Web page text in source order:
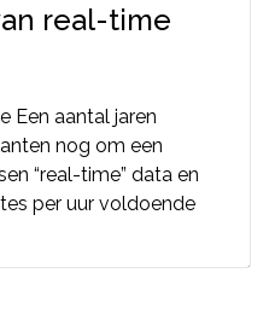
real-time
Een aantal jaren
nog om een
“real-time” data en
per uur voldoende